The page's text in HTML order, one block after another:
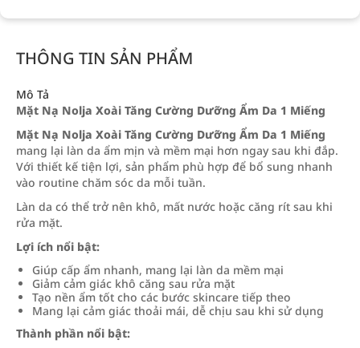
THÔNG TIN SẢN PHẨM
Mô Tả
Mặt Nạ Nolja Xoài Tăng Cường Dưỡng Ẩm Da 1 Miếng
Mặt Nạ Nolja Xoài Tăng Cường Dưỡng Ẩm Da 1 Miếng
mang lại làn da ẩm mịn và mềm mại hơn ngay sau khi đắp.
Với thiết kế tiện lợi, sản phẩm phù hợp để bổ sung nhanh
vào routine chăm sóc da mỗi tuần.
Làn da có thể trở nên khô, mất nước hoặc căng rít sau khi
rửa mặt.
Lợi ích nổi bật:
Giúp cấp ẩm nhanh, mang lại làn da mềm mại
Giảm cảm giác khô căng sau rửa mặt
Tạo nền ẩm tốt cho các bước skincare tiếp theo
Mang lại cảm giác thoải mái, dễ chịu sau khi sử dụng
Thành phần nổi bật: